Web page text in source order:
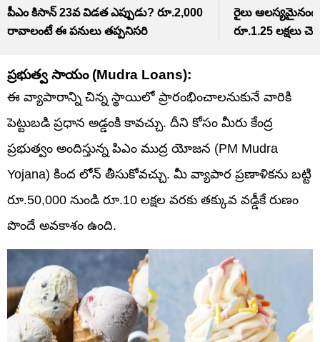
పీఎం కిసాన్ 23వ విడత ఎప్పుడు? రూ.2,000
రావాలంటే ఈ పనులు తప్పనిసరి
రైలు
రూ.1.25 లక్షలు
ప్రభుత్వ సాయం (Mudra Loans):
ఈ వ్యాపారాన్ని చిన్న స్థాయిలో ప్రారంభించాలనుకునే వారికి
పెట్టుబడి ప్రధాన అడ్డంకి కావచ్చు. దీని కోసం మీరు కేంద్ర
ప్రభుత్వం అందిస్తున్న పిఎం ముద్ర యోజన (PM Mudra
Yojana) కింద లోన్ తీసుకోవచ్చు. మీ వ్యాపార ప్రణాళికను బట్టి
రూ.50,000 నుండి రూ.10 లక్షల వరకు తక్కువ వడ్డీకే రుణం
పొందే అవకాశం ఉంది.